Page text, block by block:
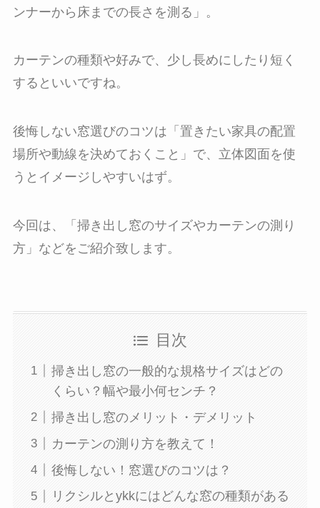
ンナーから床までの長さを測る」。
カーテンの種類や好みで、少し長めにしたり短く
するといいですね。
後悔しない窓選びのコツは「置きたい家具の配置
場所や動線を決めておくこと」で、立体図面を使
うとイメージしやすいはず。
今回は、「掃き出し窓のサイズやカーテンの測り
方」などをご紹介致します。
目次
掃き出し窓の一般的な規格サイズはどの
くらい？幅や最小何センチ？
掃き出し窓のメリット・デメリット
カーテンの測り方を教えて！
後悔しない！窓選びのコツは？
リクシルとykkにはどんな窓の種類がある